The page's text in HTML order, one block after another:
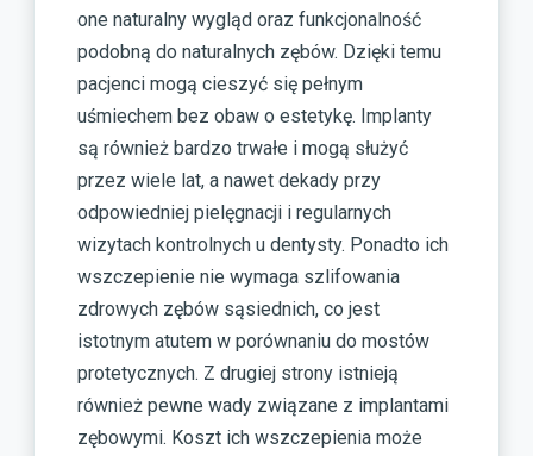
one naturalny wygląd oraz funkcjonalność
podobną do naturalnych zębów. Dzięki temu
pacjenci mogą cieszyć się pełnym
uśmiechem bez obaw o estetykę. Implanty
są również bardzo trwałe i mogą służyć
przez wiele lat, a nawet dekady przy
odpowiedniej pielęgnacji i regularnych
wizytach kontrolnych u dentysty. Ponadto ich
wszczepienie nie wymaga szlifowania
zdrowych zębów sąsiednich, co jest
istotnym atutem w porównaniu do mostów
protetycznych. Z drugiej strony istnieją
również pewne wady związane z implantami
zębowymi. Koszt ich wszczepienia może